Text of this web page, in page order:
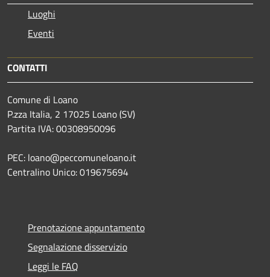
Luoghi
Eventi
CONTATTI
Comune di Loano
P.zza Italia, 2 17025 Loano (SV)
Partita IVA: 00308950096
PEC: loano@peccomuneloano.it
Centralino Unico: 019675694
Prenotazione appuntamento
Segnalazione disservizio
Leggi le FAQ